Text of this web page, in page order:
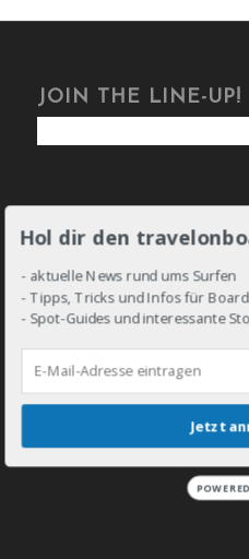
JOIN THE LINE-UP!
Hol dir den
- aktuelle News rund ums Surfen
- Tipps, Tricks und Infos für
- Spot-Guides und interessante
Jetzt